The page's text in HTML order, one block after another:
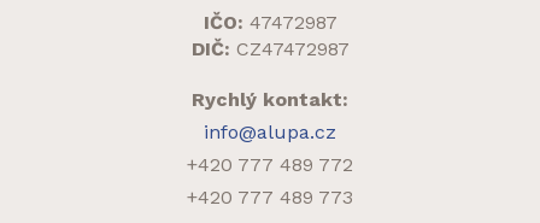
IČO: 47472987
DIČ: CZ47472987
Rychlý kontakt:
info@alupa.cz
+420 777 489 772
+420 777 489 773